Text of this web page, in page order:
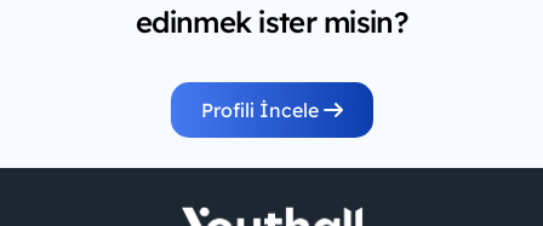
edinmek ister misin?
Profili İncele